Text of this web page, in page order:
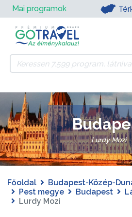
Mai programok
Lurdy Mozi
Főoldal
Budapest-Közép-
Pest megye
Budapest
Lurdy Mozi